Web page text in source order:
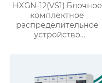
HXGN-12(VS1) Блочное
комплектное
распределительное
устройство